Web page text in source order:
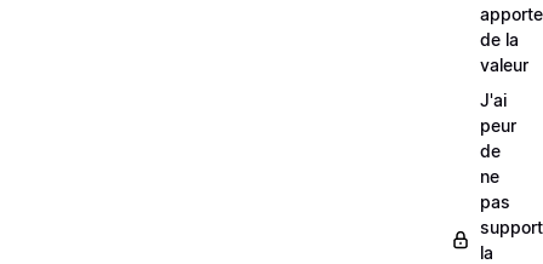
de la
valeur
J'ai
peur
de
ne
pas
la